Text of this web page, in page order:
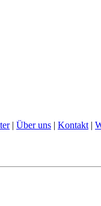
| Über uns | Kontakt |